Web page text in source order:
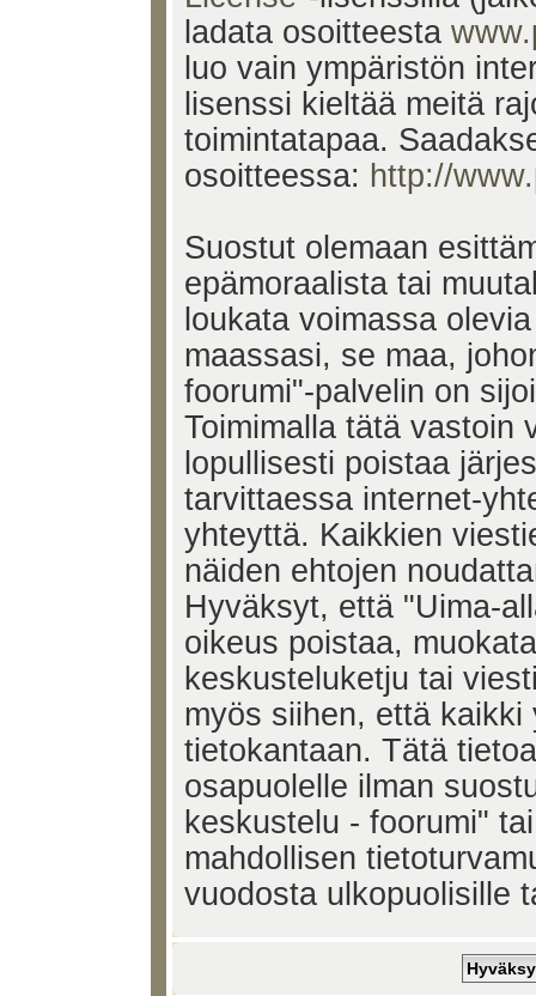
ladata osoitteesta
luo vain ympäristön
lisenssi kieltää meitä
toimintatapaa.
osoitteessa: http://
Suostut olemaan
epämoraalista tai
loukata voimassa
maassasi, se maa,
foorumi"-palvelin on
Toimimalla tätä vastoin
lopullisesti poistaa
tarvittaessa internet-
yhteyttä. Kaikkien
näiden ehtojen
Hyväksyt, että "Uima-
oikeus poistaa,
keskusteluketju tai
myös siihen, että
tietokantaan. Tätä
osapuolelle ilman
keskustelu - foorumi"
mahdollisen
vuodosta ulkopuolisille